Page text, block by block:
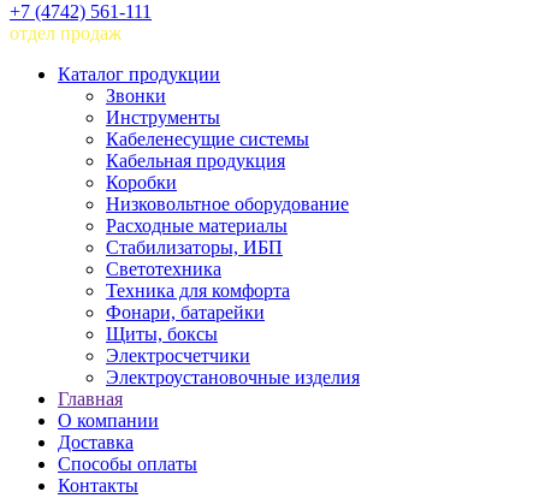
+7 (4742) 561-111
отдел продаж
Каталог продукции
Звонки
Инструменты
Кабеленесущие системы
Кабельная продукция
Коробки
Низковольтное оборудование
Расходные материалы
Стабилизаторы, ИБП
Светотехника
Техника для комфорта
Фонари, батарейки
Щиты, боксы
Электросчетчики
Электроустановочные изделия
Главная
О компании
Доставка
Способы оплаты
Контакты